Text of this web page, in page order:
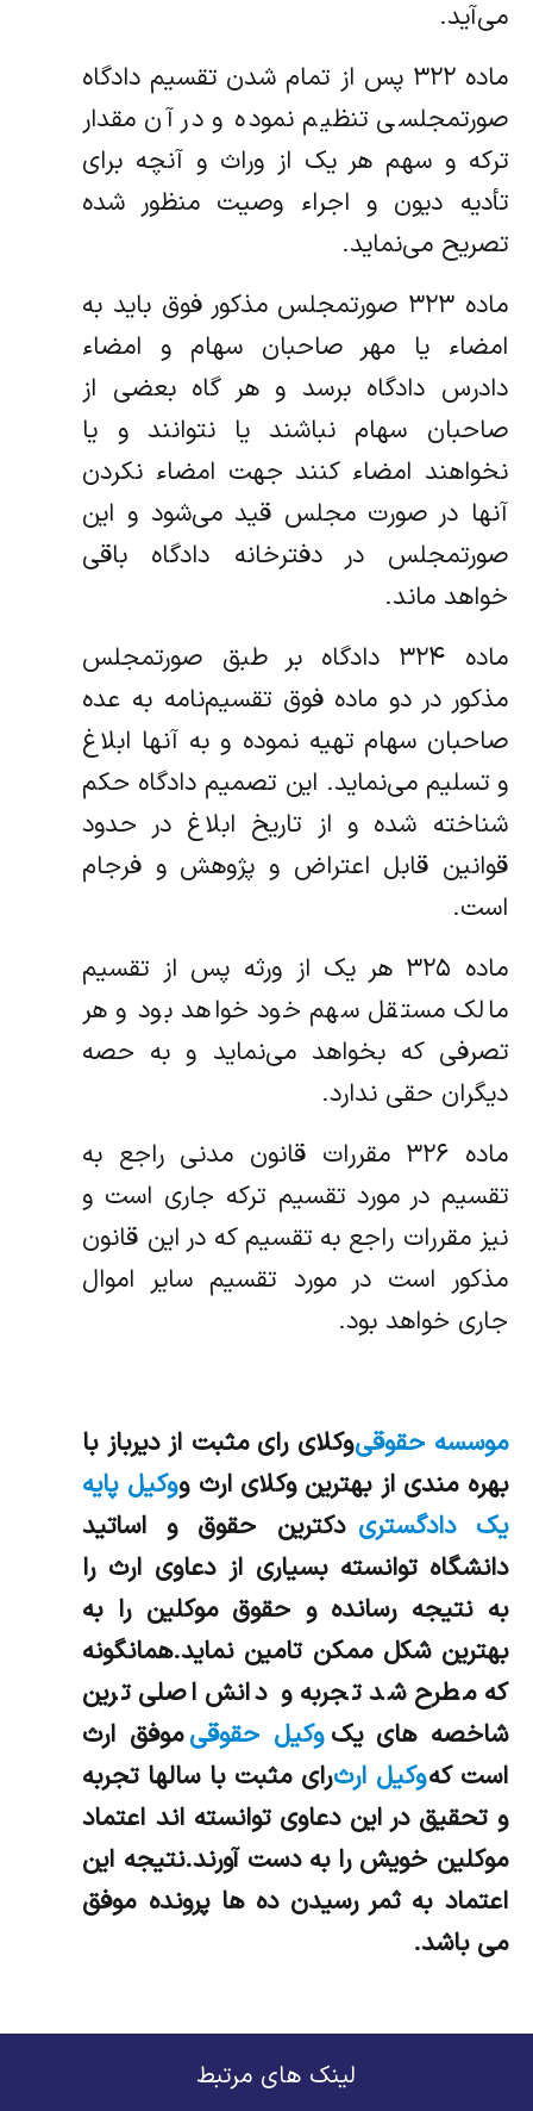
می‌آید.
‌ماده ۳۲۲ پس از تمام شدن تقسیم دادگاه
صورتمجلسی تنظیم نموده و در آن مقدار
ترکه و سهم هر یک از وراث و آنچه برای
تأدیه دیون و اجراء‌ وصیت منظور شده
تصریح می‌نماید.
‌ماده ۳۲۳ صورتمجلس مذکور فوق باید به
امضاء یا مهر صاحبان سهام و امضاء
دادرس دادگاه برسد و هر گاه بعضی از
صاحبان سهام نباشند یا‌ نتوانند و یا
نخواهند امضاء کنند جهت امضاء نکردن
آنها در صورت مجلس قید می‌شود و این
صورتمجلس در دفترخانه دادگاه باقی
خواهد ماند.
‌ماده ۳۲۴ دادگاه بر طبق صورتمجلس
مذکور در دو ماده فوق تقسیم‌نامه به عده
صاحبان سهام تهیه نموده و به آنها ابلاغ
و تسلیم می‌نماید. ‌این تصمیم دادگاه حکم
شناخته شده و از تاریخ ابلاغ در حدود
قوانین قابل اعتراض و پژوهش و فرجام
است.
‌ماده ۳۲۵ هر یک از ورثه پس از تقسیم
مالک مستقل سهم خود خواهد بود و هر
تصرفی که بخواهد می‌نماید و به حصه
دیگران حقی ندارد.
‌ماده ۳۲۶ مقررات قانون مدنی راجع به
تقسیم در مورد تقسیم ترکه جاری است و
نیز مقررات راجع به تقسیم که در این قانون
مذکور است در مورد‌ تقسیم سایر اموال
جاری خواهد بود.
موسسه حقوقیوکلای رای مثبت از دیرباز با
بهره مندی از بهترین وکلای ارث ووکیل پایه
یک دادگستری دکترین حقوق و اساتید
دانشگاه توانسته بسیاری از دعاوی ارث را
به نتیجه رسانده و حقوق موکلین را به
بهترین شکل ممکن تامین نماید.همانگونه
که مطرح شد تجربه و دانش اصلی ترین
شاخصه های یکوکیل حقوقیموفق ارث
است کهوکیل ارثرای مثبت با سالها تجربه
و تحقیق در این دعاوی توانسته اند اعتماد
موکلین خویش را به دست آورند.نتیجه این
اعتماد به ثمر رسیدن ده ها پرونده موفق
می باشد.
لینک های مرتبط